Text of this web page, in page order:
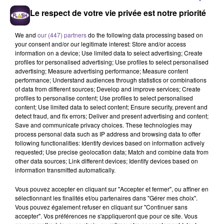
Clara Luciani
La Grenade (pop Mix)
MILEY CYRUS
Dream As One (from
Avatar Fire And Ash)
JÉRÉMY FRÉROT
Un Homme
9h41
9h41
SHAKIRA FEAT. BURNA
BOY
Dai Dai
9h36
9h36
MUSE
Starlight
9h34
9h34
GIMS
Soleil
Le respect de votre vie privée est notre priorité
We and our (447) partnersdo the following data processing based on
your consent and/or our legitimate interest: Store and/or access
information on a device; Use limited data to select advertising; Create
profiles for personalised advertising; Use profiles to select personalised
advertising; Measure advertising performance; Measure content
performance; Understand audiences through statistics or combinations
of data from different sources; Develop and improve services; Create
profiles to personalise content; Use profiles to select personalised
content; Use limited data to select content; Ensure security, prevent and
detect fraud, and fix errors; Deliver and present advertising and content;
Save and communicate privacy choices. These technologies may
process personal data such as IP address and browsing data to offer
following functionalities: Identify devices based on information actively
requested; Use precise geolocation data; Match and combine data from
other data sources; Link different devices; Identify devices based on
information transmitted automatically.
Vous pouvez accepter en cliquant sur "Accepter et fermer", ou affiner en
sélectionnant les finalités et/ou partenaires dans "Gérer mes choix".
Vous pouvez également refuser en cliquant sur "Continuer sans
accepter". Vos préférences ne s'appliqueront que pour ce site. Vous